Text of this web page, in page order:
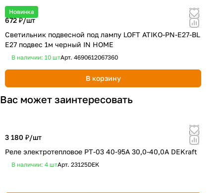
Новинка
672 ₽/шт
Светильник подвесной под лампу LOFT ATIKO-PN-E27-BL
Е27 подвес 1м черный IN HOME
В наличии: 10 штАрт. 4690612067360
В корзину
Вас может заинтересовать
3 180 ₽/шт
Реле электротепловое РТ-03 40-95А 30,0-40,0А DEKraft
В наличии: 4 штАрт. 23125DEK